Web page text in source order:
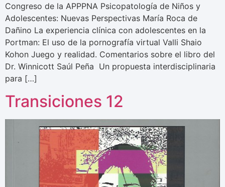
Congreso de la APPPNA Psicopatología de Niños y
Adolescentes: Nuevas Perspectivas María Roca de
Dañino La experiencia clínica con adolescentes en la
Portman: El uso de la pornografía virtual Valli Shaio
Kohon Juego y realidad. Comentarios sobre el libro del
Dr. Winnicott Saúl Peña Un propuesta interdisciplinaria
para […]
Transiciones 12